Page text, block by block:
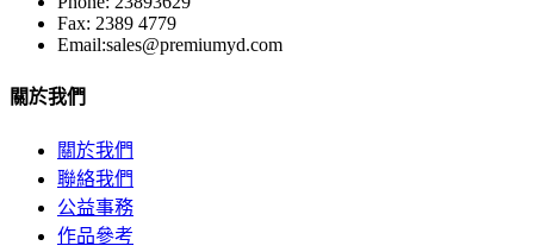
Fax: 2389 4779
Email:sales@premiumyd.com
關於我們
關於我們
聯絡我們
公益事務
作品參考